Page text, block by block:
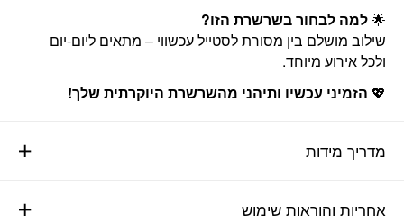
🌟למה לבחור בשרשרת הזו?
שילוב מושלם בין מסורת לסטייל עכשווי – מתאים ליום-יום
ולכל אירוע מיוחד.
💖 הזמיני עכשיו ותיהני מהשרשרת היוקרתית שלך!
מדריך מידות
אחריות והוראות שימוש